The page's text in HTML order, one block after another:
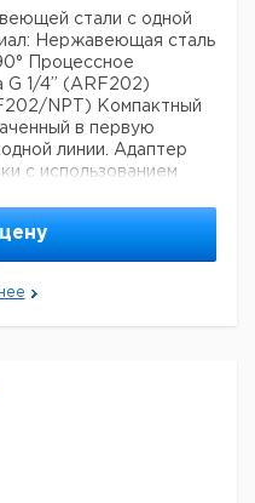
стали с одной
Нержавеющая сталь
Процессное
G 1/4” (ARF202)
NPT)
Компактный
в первую
линии. Адаптер
с использованием
использовать
и
воде; измерение
в котельной воде.
и адаптеры: